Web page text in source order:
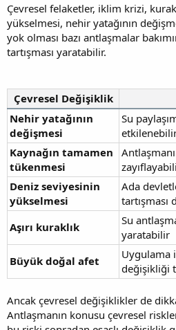
Çevresel felaketler, iklim krizi,
yükselmesi, nehir yatağının
yok olması bazı antlaşmalar
tartışması yaratabilir.
Çevresel Değişiklik
Nehir yatağının
değişmesi
Su
Kaynağın tamamen
tükenmesi
Deniz seviyesinin
yükselmesi
Ada
tartışması
Aşırı kuraklık
Su
yaratabilir
Büyük doğal afet
Uygulama
değişikliği
Ancak çevresel değişiklikler de
Antlaşmanın konusu çevresel